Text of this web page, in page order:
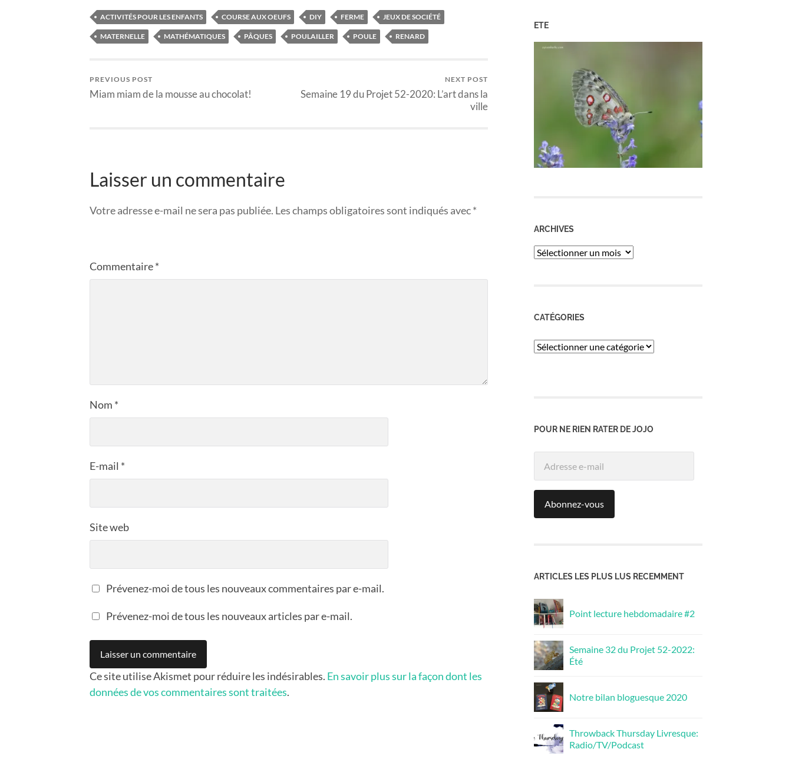
ACTIVITÉS POUR LES ENFANTS COURSE AUX OEUFS DIY FERME JEUX DE SOCIÉTÉ
MATERNELLE MATHÉMATIQUES PÂQUES POULAILLER POULE RENARD
PREVIOUS POST
Miam miam de la mousse au chocolat!
NEXT POST
Semaine 19 du Projet 52-2020: L’art dans la
ville
Laisser un commentaire
Votre adresse e-mail ne sera pas publiée. Les champs obligatoires sont indiqués avec*
Commentaire*
Nom *
E-mail *
Site web
Prévenez-moi de tous les nouveaux commentaires par e-mail.
Prévenez-moi de tous les nouveaux articles par e-mail.
Ce site utilise Akismet pour réduire les indésirables. En savoir plus sur la façon dont les
données de vos commentaires sont traitées.
ETE
ARCHIVES
ARCHIVES
CATÉGORIES
Catégories
POUR NE RIEN RATER DE JOJO
Abonnez-vous
ARTICLES LES PLUS LUS RECEMMENT
Point lecture hebdomadaire #2
Semaine 32 du Projet 52-2022:
Été
Notre bilan bloguesque 2020
Throwback Thursday Livresque:
Radio/TV/Podcast